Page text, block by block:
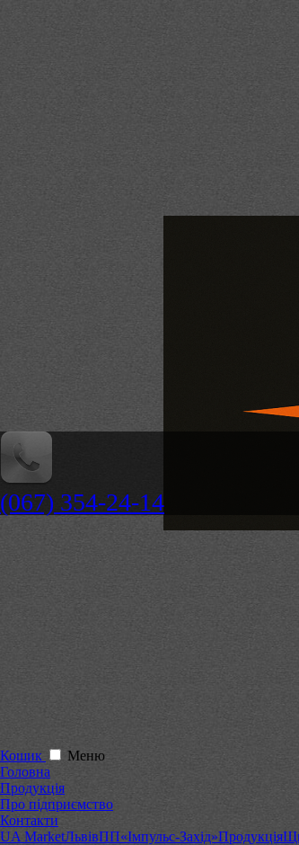
(067) 354-24-14
Кошик
Меню
Головна
Продукція
Про підприємство
Контакти
UA MarketЛьвівПП«Імпульс-Захід»Продукція